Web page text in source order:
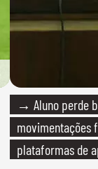
→ Aluno perde
movimentações
plataformas de